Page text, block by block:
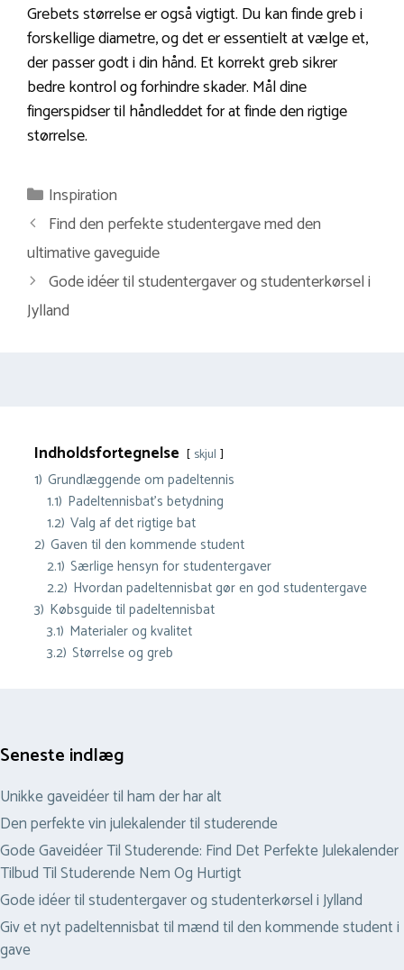
Grebets størrelse er også vigtigt. Du kan finde greb i
forskellige diametre, og det er essentielt at vælge et,
der passer godt i din hånd. Et korrekt greb sikrer
bedre kontrol og forhindre skader. Mål dine
fingerspidser til håndleddet for at finde den rigtige
størrelse.
Kategorier
Inspiration
Find den perfekte studentergave med den
ultimative gaveguide
Gode idéer til studentergaver og studenterkørsel i
Jylland
Indholdsfortegnelse skjul
1) Grundlæggende om padeltennis
1.1) Padeltennisbat’s betydning
1.2) Valg af det rigtige bat
2) Gaven til den kommende student
2.1) Særlige hensyn for studentergaver
2.2) Hvordan padeltennisbat gør en god studentergave
3) Købsguide til padeltennisbat
3.1) Materialer og kvalitet
3.2) Størrelse og greb
Seneste indlæg
Unikke gaveidéer til ham der har alt
Den perfekte vin julekalender til studerende
Gode Gaveidéer Til Studerende: Find Det Perfekte Julekalender
Tilbud Til Studerende Nem Og Hurtigt
Gode idéer til studentergaver og studenterkørsel i Jylland
Giv et nyt padeltennisbat til mænd til den kommende student i
gave